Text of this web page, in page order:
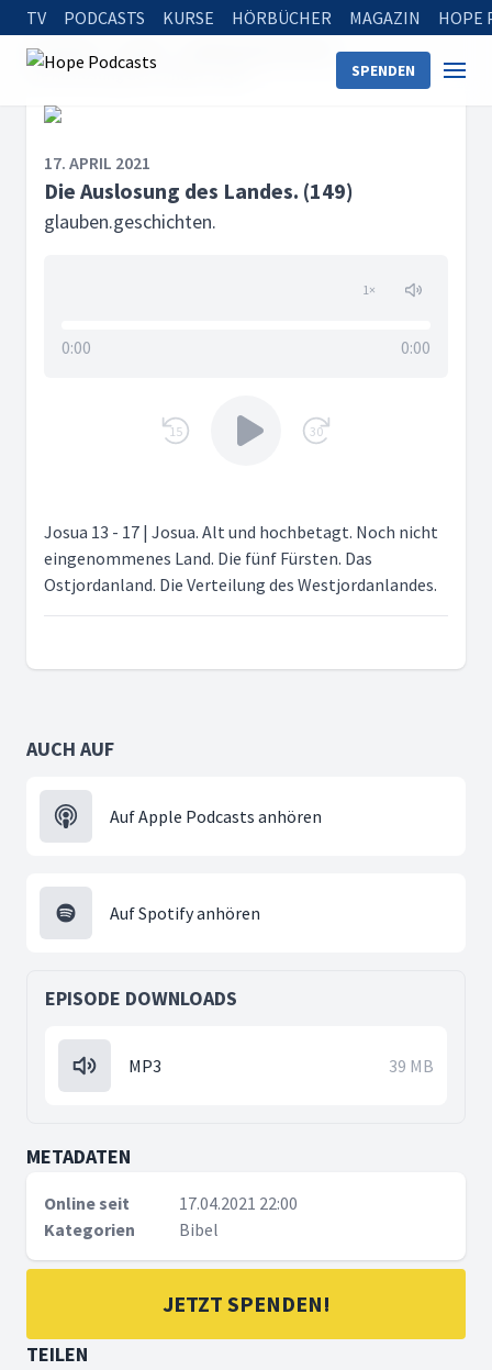
TV PODCASTS KURSE HÖRBÜCHER MAGAZIN HOPE
SPENDEN
Startseite
glauben.geschichten.
Die Auslosung des Landes. (149)
17. APRIL 2021
Die Auslosung des Landes. (149)
glauben.geschichten.
1×
0:00 0:00
15 30
Josua 13 - 17 | Josua. Alt und hochbetagt. Noch nicht
eingenommenes Land. Die fünf Fürsten. Das
Ostjordanland. Die Verteilung des Westjordanlandes.
AUCH AUF
Auf Apple Podcasts anhören
Auf Spotify anhören
EPISODE DOWNLOADS
MP3 39 MB
METADATEN
Online seit
17.04.2021 22:00
Kategorien
Bibel
JETZT SPENDEN!
TEILEN